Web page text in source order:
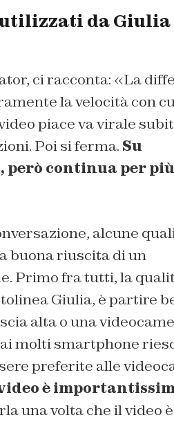
da Giulia
ci racconta: «La
la velocitàcon
piace va virale
Poi si ferma. Su
però continua per più
alcune
buona riuscita di un
Primo fra tutti, la
Giulia, è partire
alta o una
molti smartphone
preferite alle
è
una volta che il video è